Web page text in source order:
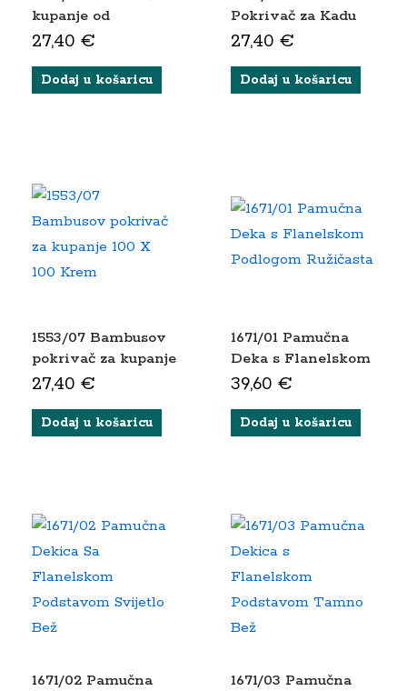
kupanje od
bambusa 100 X 100
27,40 €
Dodaj u košaricu
Pokrivač za Kadu
100 X 100 Tamna
27,40 €
Dodaj u košaricu
1553/07 Bambusov
pokrivač za kupanje
100 X 100 Krem
27,40 €
Dodaj u košaricu
1671/01 Pamučna
Deka s Flanelskom
Podlogom
39,60 €
Dodaj u košaricu
1671/02 Pamučna
1671/03 Pamučna